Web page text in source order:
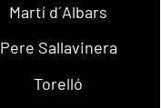
Martí d´Albars
Pere Sallavinera
Torelló